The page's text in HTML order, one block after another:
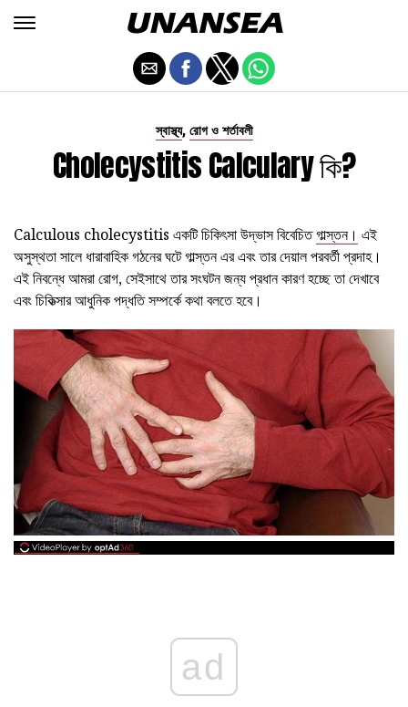
স্বাস্থ্য, রোগ ও শর্তাবলী
Cholecystitis Calculary কি?
Calculous cholecystitis একটি চিকিৎসা উদ্ভাস বিবেচিতগাল্স্তন। এই
অসুস্থতা সালে ধারাবাহিক গঠনের ঘটে গাল্স্তন এর এবং তার দেয়াল পরবর্তী প্রদাহ।
এই নিবন্ধে আমরা রোগ, সেইসাথে তার সংঘটন জন্য প্রধান কারণ হচ্ছে তা দেখাবে
এবং চিকিত্সার আধুনিক পদ্ধতি সম্পর্কে কথা বলতে হবে।
ad